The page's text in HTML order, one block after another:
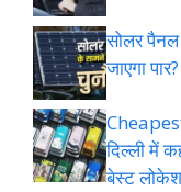
सोलर पैनल
जाएगा पार?
दिल्ली में
बेस्ट